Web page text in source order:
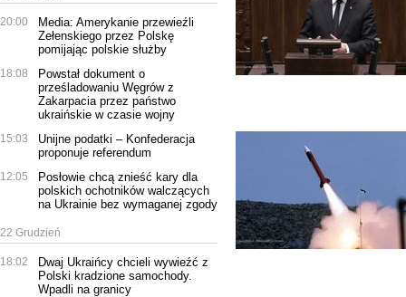
20:00
Media: Amerykanie przewieźli
Zełenskiego przez Polskę
pomijając polskie służby
18:08
Powstał dokument o
prześladowaniu Węgrów z
Zakarpacia przez państwo
ukraińskie w czasie wojny
15:03
Unijne podatki – Konfederacja
proponuje referendum
12:05
Posłowie chcą znieść kary dla
polskich ochotników walczących
na Ukrainie bez wymaganej zgody
22 Grudzień
18:02
Dwaj Ukraińcy chcieli wywieźć z
Polski kradzione samochody.
Wpadli na granicy